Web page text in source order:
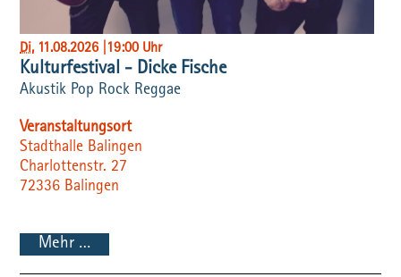
Di, 11.08.2026 19:00 Uhr
Kulturfestival - Dicke Fische
Akustik Pop Rock Reggae
Veranstaltungsort
Stadthalle Balingen
Charlottenstr. 27
72336 Balingen
Mehr …